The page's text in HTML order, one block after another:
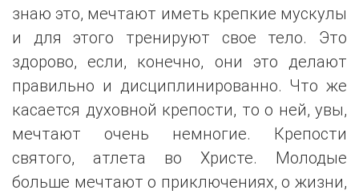
знаю это, мечтают иметь крепкие мускулы
и для этого тренируют свое тело. Это
здорово, если, конечно, они это делают
правильно и дисциплинированно. Что же
касается духовной крепости, то о ней, увы,
мечтают очень немногие. Крепости
святого, атлета во Христе. Молодые
больше мечтают о приключениях, о жизни,